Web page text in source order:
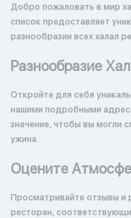
Добро пожаловать в мир
список предоставляет
разнообразии всех халал
Разнообразие
Откройте для себя
нашими подробными
значение, чтобы вы могли
ужина.
Оцените
Просматривайте отзывы и
ресторан,